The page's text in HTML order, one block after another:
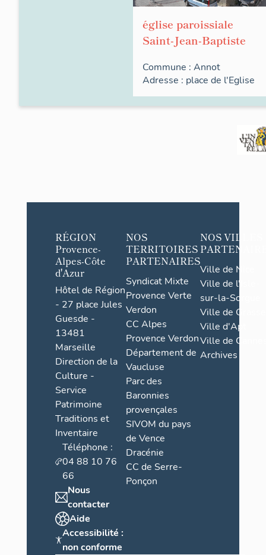
église paroissiale
Saint-Jean-Baptiste
Commune : Annot
Adresse : place de l'Eglise
RÉGION
Provence-
Alpes-Côte
d'Azur
Hôtel de Région
- 27 place Jules
Guesde -
13481
Marseille
Direction de la
Culture -
Service
Patrimoine
Traditions et
Inventaire
Téléphone :
04 88 10 76
66
Nous
contacter
Aide
Accessibilité :
non conforme
NOS
TERRITOIRES
PARTENAIRES
Syndicat Mixte
Provence Verte
Verdon
CC Alpes
Provence Verdon
Département de
Vaucluse
Parc des
Baronnies
provençales
SIVOM du pays
de Vence
Dracénie
CC de Serre-
Ponçon
NOS VILLES
Ville de Nice
Ville de l'Isle-
sur-la-Sorgue
Ville de Grasse
Ville d'Apt
Ville de
Archives